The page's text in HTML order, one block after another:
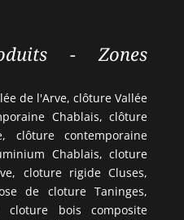
- Zones
de l'Arve, clôture Vallée
Chablais, clôture
clôture contemporaine
Chablais, cloture
cloture rigide Cluses,
de cloture Taninges,
cloture bois composite